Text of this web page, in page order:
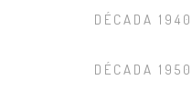
DÉCADA 1940
DÉCADA 1950